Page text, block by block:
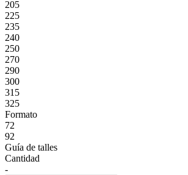
205
225
235
240
250
270
290
300
315
325
Formato
72
92
Guía de talles
Cantidad
-